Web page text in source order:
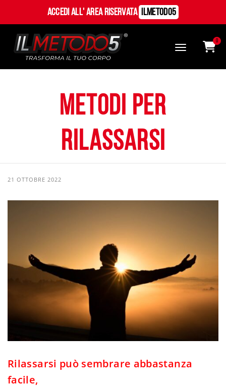
Accedi all' Area Riservata ILMetodo5
0
Metodi per
rilassarsi
21 OTTOBRE 2022
Rilassarsi può sembrare abbastanza
facile,